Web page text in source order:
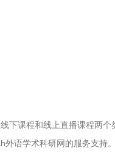
下课程和线上直播课程两
语学术科研网的服务支持。